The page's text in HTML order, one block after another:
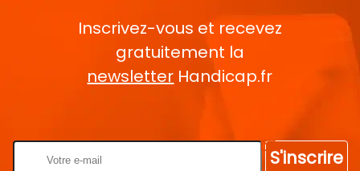
Inscrivez-vous et recevez
gratuitement la
newsletter Handicap.fr
S'inscrire